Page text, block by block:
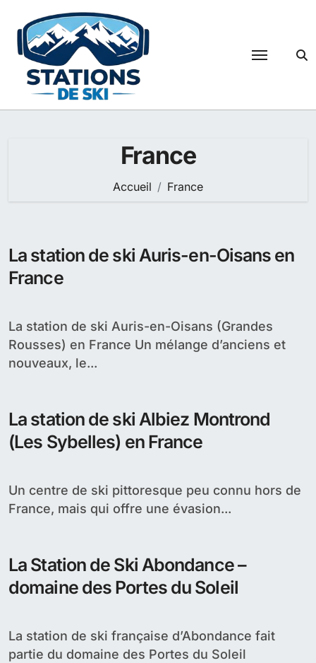
contenu
France
Accueil France
La station de ski Auris-en-Oisans en
France
La station de ski Auris-en-Oisans (Grandes
Rousses) en France Un mélange d’anciens et
nouveaux, le...
La station de ski Albiez Montrond
(Les Sybelles) en France
Un centre de ski pittoresque peu connu hors de
France, mais qui offre une évasion...
La Station de Ski Abondance –
domaine des Portes du Soleil
La station de ski française d’Abondance fait
partie du domaine des Portes du Soleil